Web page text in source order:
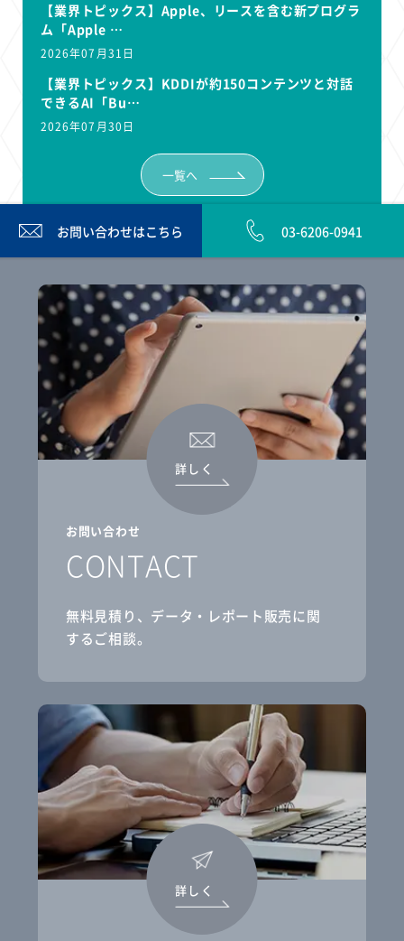
【業界トピックス】Apple、リースを含む新プログラ
ム「Apple …
2026年07月31日
【業界トピックス】KDDIが約150コンテンツと対話
できるAI「Bu…
2026年07月30日
一覧へ
お問い合わせはこちら 03-6206-0941
お問い合わせ
CONTACT
無料見積り、データ・レポート販売に関
するご相談。
詳しく
詳しく